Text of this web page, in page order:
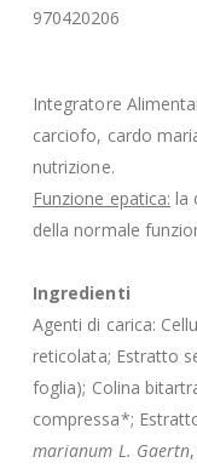
970420206
Integratore
carciofo, cardo
nutrizione.
Funzione epatica: la
della normale
Ingredienti
Agenti di carica:
reticolata; Estratto
foglia); Colina
compressa*;
marianum L. Gaertn